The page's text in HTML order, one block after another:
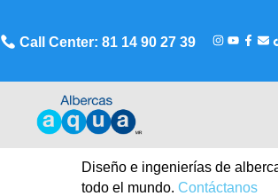
Call Center: 81 14 90 27 39
Diseño e ingenierías de
todo el mundo. Contáctanos